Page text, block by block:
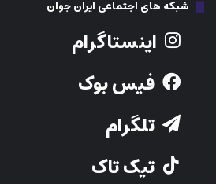
توییتر
نوشته‌های تازه
فاصله‌ای که از ۵ سالگی شروع
ریاضی